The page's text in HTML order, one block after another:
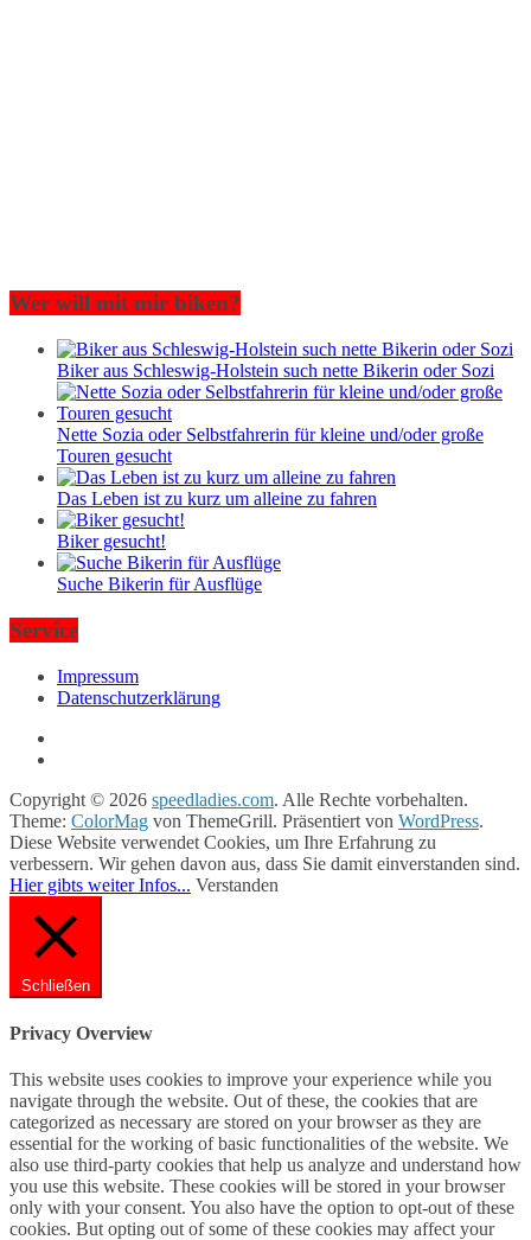
Wer will mit mir biken?
Biker aus Schleswig-Holstein such nette Bikerin oder Sozi
Nette Sozia oder Selbstfahrerin für kleine und/oder große
Touren gesucht
Das Leben ist zu kurz um alleine zu fahren
Biker gesucht!
Suche Bikerin für Ausflüge
Service
Impressum
Datenschutzerklärung
Copyright © 2026 speedladies.com. Alle Rechte vorbehalten.
Theme: ColorMag von ThemeGrill. Präsentiert von WordPress.
Diese Website verwendet Cookies, um Ihre Erfahrung zu
verbessern. Wir gehen davon aus, dass Sie damit einverstanden sind.
Hier gibts weiter Infos... Verstanden
Schließen
Privacy Overview
This website uses cookies to improve your experience while you
navigate through the website. Out of these, the cookies that are
categorized as necessary are stored on your browser as they are
essential for the working of basic functionalities of the website. We
also use third-party cookies that help us analyze and understand how
you use this website. These cookies will be stored in your browser
only with your consent. You also have the option to opt-out of these
cookies. But opting out of some of these cookies may affect your